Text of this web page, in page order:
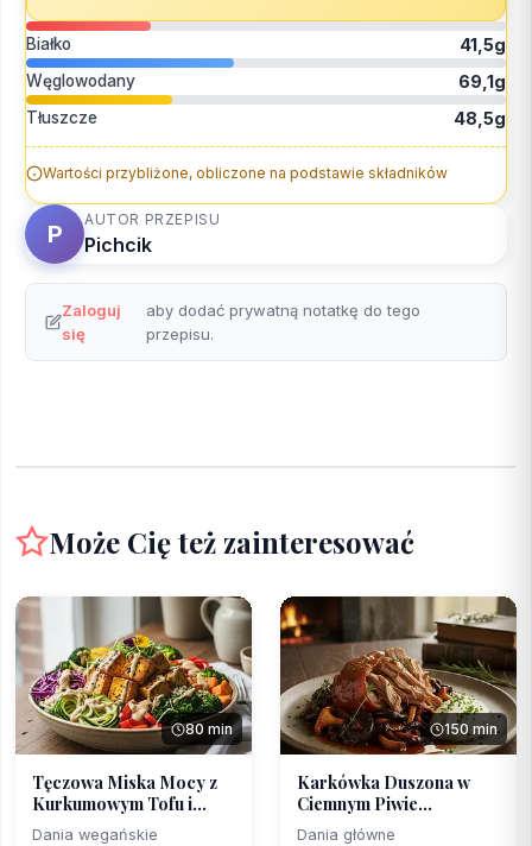
Białko 41,5g
Węglowodany 69,1g
Tłuszcze 48,5g
Wartości przybliżone, obliczone na podstawie składników
P
AUTOR PRZEPISU
Pichcik
Zaloguj
się
aby dodać prywatną notatkę do tego
przepisu.
Może Cię też zainteresować
80 min
Tęczowa Miska Mocy z
Kurkumowym Tofu i
Ada...
Dania wegańskie
150 min
Karkówka Duszona w
Ciemnym Piwie
Bezalkoho...
Dania główne